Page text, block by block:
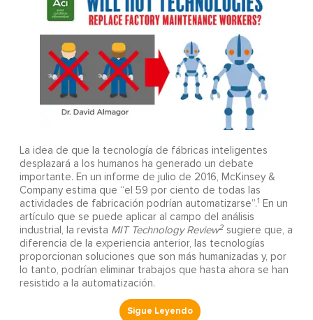
La idea de que la tecnología de fábricas inteligentes
desplazará a los humanos ha generado un debate
importante. En un informe de julio de 2016, McKinsey &
Company estima que “el 59 por ciento de todas las
actividades de fabricación podrían automatizarse”.1
En un
artículo que se puede aplicar al campo del análisis
industrial, la revista MIT Technology Review2sugiere que, a
diferencia de la experiencia anterior, las tecnologías
proporcionan soluciones que son más humanizadas y, por
lo tanto, podrían eliminar trabajos que hasta ahora se han
resistido a la automatización.